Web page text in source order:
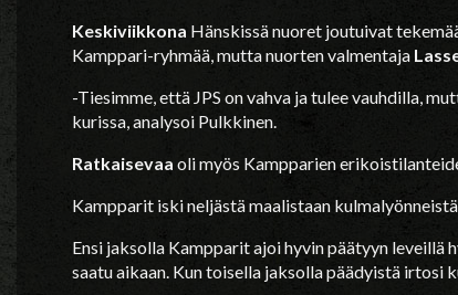
Keskiviikkona Hänskissä nuoret joutuivat
Kamppari-ryhmää, mutta nuorten valmentaja
-Tiesimme, että JPS on vahva ja tulee vauhdilla,
kurissa, analysoi Pulkkinen.
Ratkaisevaa oli myös Kampparien
Kampparit iski neljästä maalistaan
Ensi jaksolla Kampparit ajoi hyvin päätyyn
saatu aikaan. Kun toisella jaksolla päädyistä irtosi